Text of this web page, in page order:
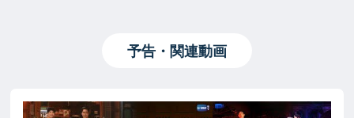
予告・関連動画